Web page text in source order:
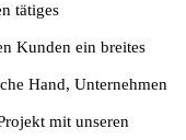
tätiges
Kunden ein breites
Hand, Unternehmen
mit unseren